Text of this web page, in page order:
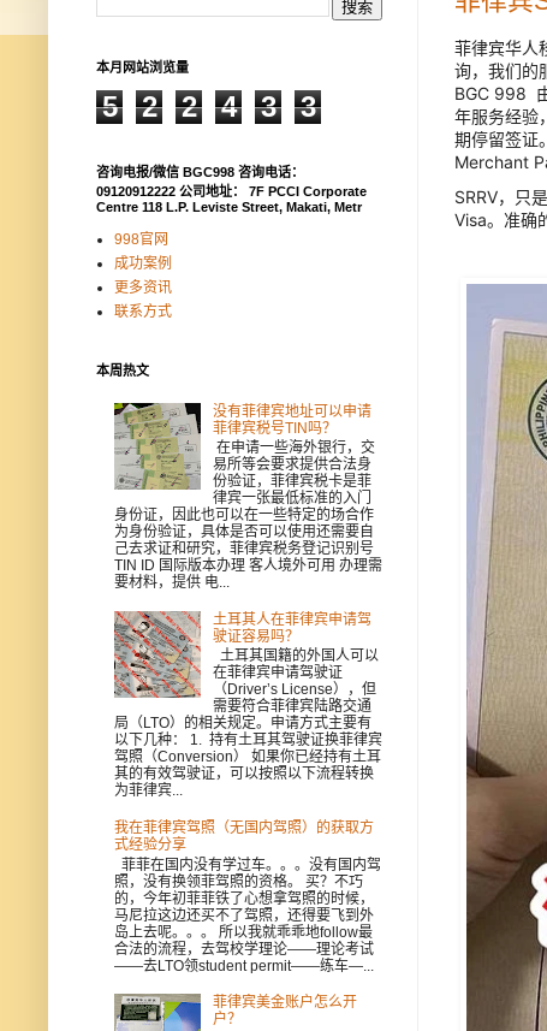
菲律宾华人
询，我们的
BGC 998
年服务经验
期停留签证
Merchant
SRRV，只
Visa。准确
本月网站浏览量
5 2 2 4 3 3
咨询电报/微信 BGC998 咨询电话：
09120912222 公司地址： 7F PCCI Corporate
Centre 118 L.P. Leviste Street, Makati, Metr
998官网
成功案例
更多资讯
联系方式
本周热文
没有菲律宾地址可以申请
菲律宾税号TIN吗？
在申请一些海外银行，交
易所等会要求提供合法身
份验证，菲律宾税卡是菲
律宾一张最低标准的入门
身份证，因此也可以在一些特定的场合作
为身份验证，具体是否可以使用还需要自
己去求证和研究，菲律宾税务登记识别号
TIN ID 国际版本办理 客人境外可用 办理需
要材料，提供 电...
土耳其人在菲律宾申请驾
驶证容易吗？
土耳其国籍的外国人可以
在菲律宾申请驾驶证
（Driver’s License），但
需要符合菲律宾陆路交通
局（LTO）的相关规定。申请方式主要有
以下几种： 1. 持有土耳其驾驶证换菲律宾
驾照（Conversion） 如果你已经持有土耳
其的有效驾驶证，可以按照以下流程转换
为菲律宾...
我在菲律宾驾照（无国内驾照）的获取方
式经验分享
菲菲在国内没有学过车。。。没有国内驾
照，没有换领菲驾照的资格。 买？不巧
的，今年初菲菲铁了心想拿驾照的时候，
马尼拉这边还买不了驾照，还得要飞到外
岛上去呢。。。 所以我就乖乖地follow最
合法的流程，去驾校学理论——理论考试
——去LTO领student permit——练车—...
菲律宾美金账户怎么开
户？